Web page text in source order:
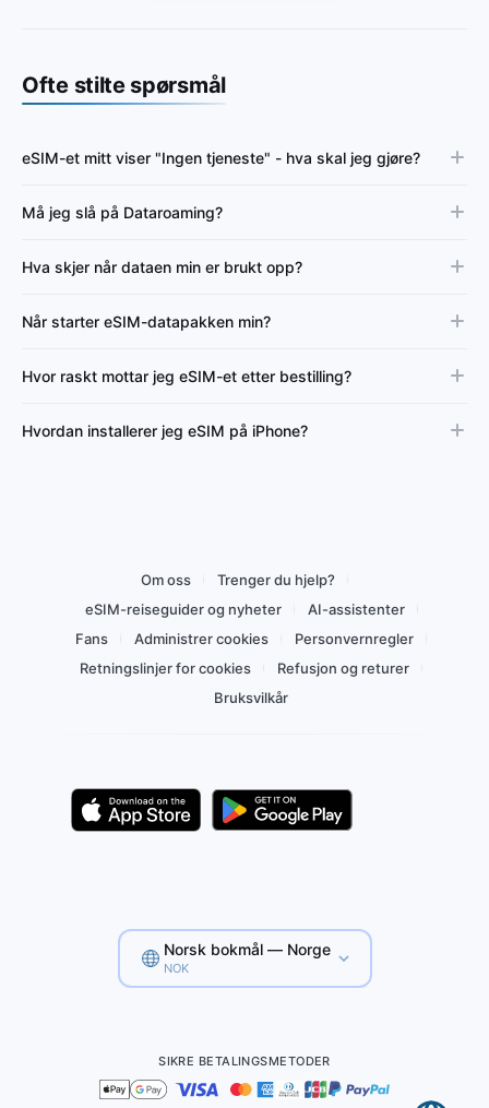
Ofte stilte spørsmål
eSIM-et mitt viser "Ingen tjeneste" - hva skal jeg gjøre?
Må jeg slå på Dataroaming?
Hva skjer når dataen min er brukt opp?
Når starter eSIM-datapakken min?
Hvor raskt mottar jeg eSIM-et etter bestilling?
Hvordan installerer jeg eSIM på iPhone?
Om oss
Trenger du hjelp?
eSIM-reiseguider og nyheter
AI-assistenter
Fans
Administrer cookies
Personvernregler
Retningslinjer for cookies
Refusjon og returer
Bruksvilkår
Norsk bokmål — Norge
NOK
SIKRE BETALINGSMETODER